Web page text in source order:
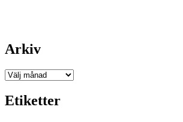
Arkiv
Arkiv
Etiketter